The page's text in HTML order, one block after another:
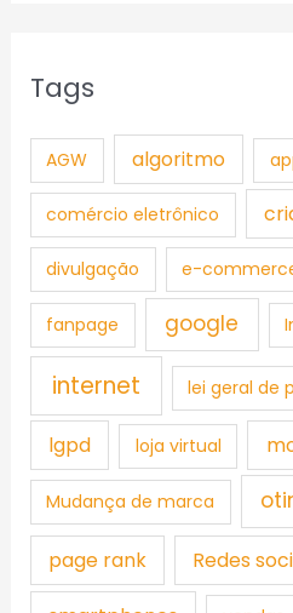
Tags
AGW algoritmo
comércio eletrônico
divulgação e-
fanpage google
internet lei geral de
lgpd loja virtual
Mudança de marca
page rank Redes